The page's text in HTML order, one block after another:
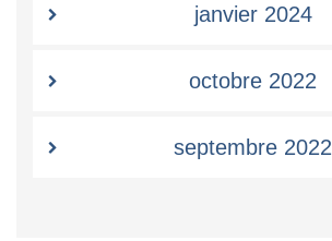
janvier 2024
octobre 2022
septembre 2022